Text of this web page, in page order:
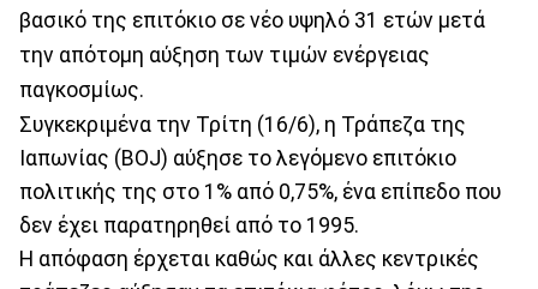
βασικό της επιτόκιο σε νέο υψηλό 31 ετών μετά
την απότομη αύξηση των τιμών ενέργειας
παγκοσμίως.
Συγκεκριμένα την Τρίτη (16/6), η Τράπεζα της
Ιαπωνίας (BOJ) αύξησε το λεγόμενο επιτόκιο
πολιτικής της στο 1% από 0,75%, ένα επίπεδο που
δεν έχει παρατηρηθεί από το 1995.
Η απόφαση έρχεται καθώς και άλλες κεντρικές